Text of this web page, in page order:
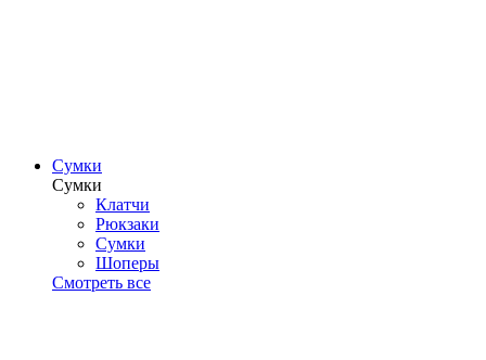
Сумки
Сумки
Клатчи
Рюкзаки
Сумки
Шоперы
Смотреть все